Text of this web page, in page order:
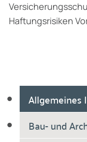
Allgemeines
Bau- und
Haftungsrisiken